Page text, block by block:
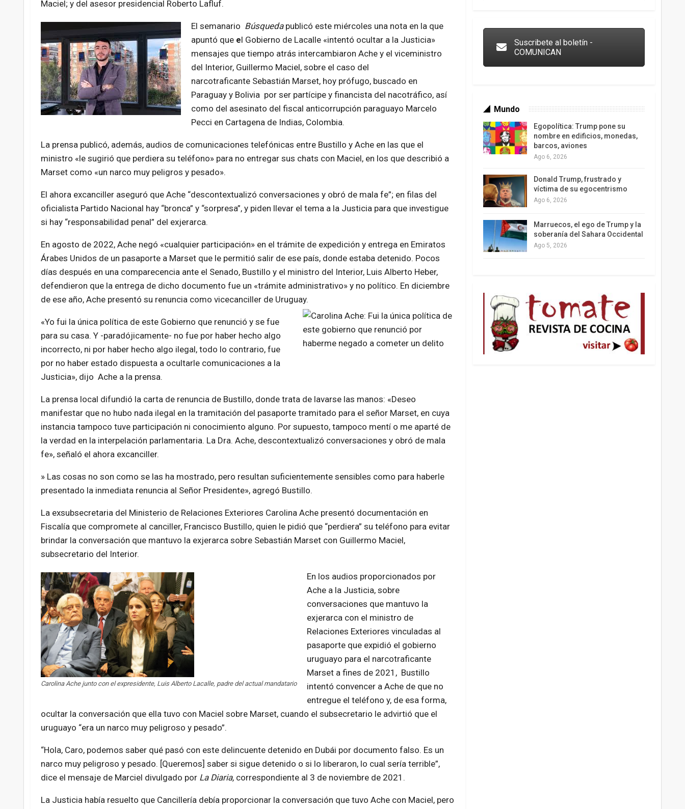
Maciel; y del asesor presidencial Roberto Lafluf.
El semanario Búsquedapublicó este miércoles una nota en la que
apuntó queel Gobierno de Lacalle «intentó ocultar a la Justicia»
mensajes que tiempo atrás intercambiaron Ache y el viceministro
del Interior, Guillermo Maciel, sobre el caso del
narcotraficante Sebastián Marset, hoy prófugo, buscado en
Paraguay y Bolivia por ser partícipe y financista del nacotráfico, así
como del asesinato del fiscal anticorrupción paraguayo Marcelo
Pecci en Cartagena de Indias, Colombia.
La prensa publicó, además, audios de comunicaciones telefónicas entre Bustillo y Ache en las que el
ministro «le sugirió que perdiera su teléfono» para no entregar sus chats con Maciel, en los que describió a
Marset como «un narco muy peligros y pesado».
El ahora excanciller aseguró que Ache “descontextualizó conversaciones y obró de mala fe”; en filas del
oficialista Partido Nacional hay “bronca” y “sorpresa”, y piden llevar el tema a la Justicia para que investigue
si hay “responsabilidad penal” del exjerarca.
En agosto de 2022, Ache negó «cualquier participación» en el trámite de expedición y entrega en Emiratos
Árabes Unidos de un pasaporte a Marset que le permitió salir de ese país, donde estaba detenido. Pocos
días después en una comparecencia ante el Senado, Bustillo y el ministro del Interior, Luis Alberto Heber,
defendieron que la entrega de dicho documento fue un «trámite administrativo» y no político. En diciembre
de ese año, Ache presentó su renuncia como vicecanciller de Uruguay.
«Yo fui la única política de este Gobierno que renunció y se fue
para su casa. Y -paradójicamente- no fue por haber hecho algo
incorrecto, ni por haber hecho algo ilegal, todo lo contrario, fue
por no haber estado dispuesta a ocultarle comunicaciones a la
Justicia», dijo Ache a la prensa.
La prensa local difundió la carta de renuncia de Bustillo, donde trata de lavarse las manos: «Deseo
manifestar que no hubo nada ilegal en la tramitación del pasaporte tramitado para el señor Marset, en cuya
instancia tampoco tuve participación ni conocimiento alguno. Por supuesto, tampoco mentí o me aparté de
la verdad en la interpelación parlamentaria. La Dra. Ache, descontextualizó conversaciones y obró de mala
fe», señaló el ahora excanciller.
» Las cosas no son como se las ha mostrado, pero resultan suficientemente sensibles como para haberle
presentado la inmediata renuncia al Señor Presidente», agregó Bustillo.
La exsubsecretaria del Ministerio de Relaciones Exteriores Carolina Ache presentó documentación en
Fiscalía que compromete al canciller, Francisco Bustillo, quien le pidió que “perdiera” su teléfono para evitar
brindar la conversación que mantuvo la exjerarca sobre Sebastián Marset con Guillermo Maciel,
subsecretario del Interior.
Carolina Ache junto con el expresidente, Luis Alberto Lacalle, padre del actual mandatario
En los audios proporcionados por
Ache a la Justicia, sobre
conversaciones que mantuvo la
exjerarca con el ministro de
Relaciones Exteriores vinculadas al
pasaporte que expidió el gobierno
uruguayo para el narcotraficante
Marset a fines de 2021, Bustillo
intentó convencer a Ache de que no
entregue el teléfono y, de esa forma,
ocultar la conversación que ella tuvo con Maciel sobre Marset, cuando el subsecretario le advirtió que el
uruguayo “era un narco muy peligroso y pesado”.
“Hola, Caro, podemos saber qué pasó con este delincuente detenido en Dubái por documento falso. Es un
narco muy peligroso y pesado. [Queremos] saber si sigue detenido o si lo liberaron, lo cual sería terrible”,
dice el mensaje de Marciel divulgado porLa Diaria,correspondiente al 3 de noviembre de 2021.
La Justicia había resuelto que Cancillería debía proporcionar la conversación que tuvo Ache con Maciel, pero
Suscribete al boletín -
COMUNICAN
Mundo
Egopolítica: Trump pone su
nombre en edificios, monedas,
barcos, aviones
Ago 6, 2026
Donald Trump, frustrado y
víctima de su egocentrismo
Ago 6, 2026
Marruecos, el ego de Trump y la
soberanía del Sahara Occidental
Ago 5, 2026